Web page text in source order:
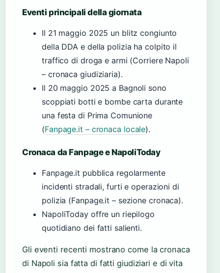
Eventi principali della giornata
Il 21 maggio 2025 un blitz congiunto
della DDA e della polizia ha colpito il
traffico di droga e armi (Corriere Napoli
– cronaca giudiziaria).
Il 20 maggio 2025 a Bagnoli sono
scoppiati botti e bombe carta durante
una festa di Prima Comunione
(Fanpage.it – cronaca locale).
Cronaca da Fanpage e NapoliToday
Fanpage.it pubblica regolarmente
incidenti stradali, furti e operazioni di
polizia (Fanpage.it – sezione cronaca).
NapoliToday offre un riepilogo
quotidiano dei fatti salienti.
Gli eventi recenti mostrano come la cronaca
di Napoli sia fatta di fatti giudiziari e di vita